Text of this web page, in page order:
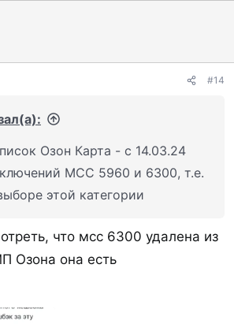
#14
Озон Карта - с 14.03.24
МСС 5960 и 6300, т.е.
этой категории
что мсс 6300 удалена из
Озона она есть